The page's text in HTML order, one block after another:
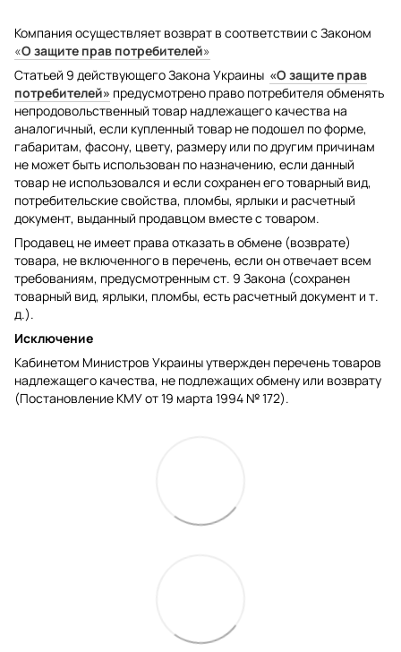
Компания осуществляет возврат в соответствии с Законом
«О защите прав потребителей»
Статьей 9 действующего Закона Украины «О защите прав
потребителей» предусмотрено право потребителя обменять
непродовольственный товар надлежащего качества на
аналогичный, если купленный товар не подошел по форме,
габаритам, фасону, цвету, размеру или по другим причинам
не может быть использован по назначению, если данный
товар не использовался и если сохранен его товарный вид,
потребительские свойства, пломбы, ярлыки и расчетный
документ, выданный продавцом вместе с товаром.
Продавец не имеет права отказать в обмене (возврате)
товара, не включенного в перечень, если он отвечает всем
требованиям, предусмотренным ст. 9 Закона (сохранен
товарный вид, ярлыки, пломбы, есть расчетный документ и т.
д.).
Исключение
Кабинетом Министров Украины утвержден перечень товаров
надлежащего качества, не подлежащих обмену или возврату
(Постановление КМУ от 19 марта 1994 № 172).